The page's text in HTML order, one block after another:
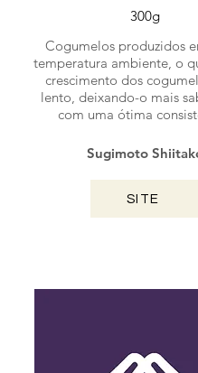
300g
Cogumelos produzidos
temperatura ambiente, o
crescimento dos
lento, deixando-o mais
com uma ótima
Sugimoto
SITE